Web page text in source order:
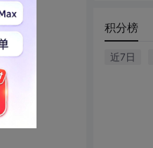
积分榜
近7日